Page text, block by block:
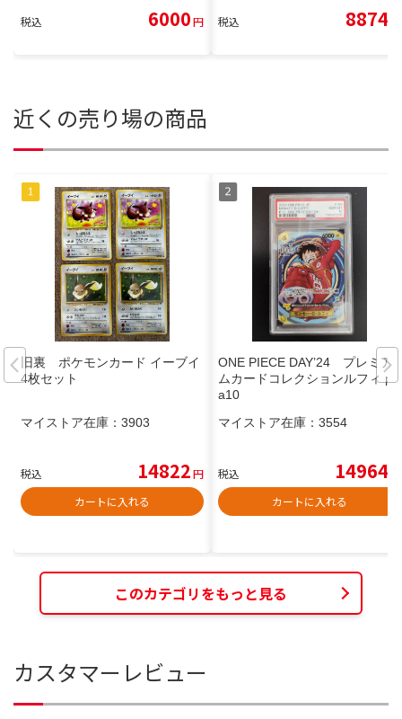
税込 6000円 税込 8874
近くの売り場の商品
旧裏 ポケモンカード イーブイ
4枚セット
マイストア在庫： 3903
税込 14822円
カートに入れる
ONE PIECE DAY’24 プレミア
ムカードコレクションルフィ ps
a10
マイストア在庫： 3554
税込 14964
カートに入れる
このカテゴリをもっと見る
カスタマーレビュー